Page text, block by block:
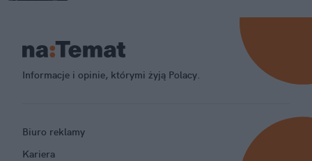
Informacje i opinie, którymi żyją Polacy.
Biuro reklamy
Kariera